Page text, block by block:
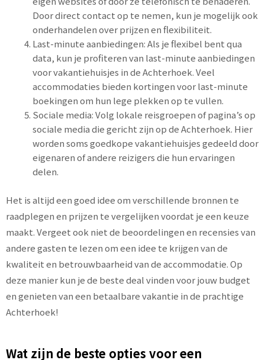
Door direct contact op te nemen, kun je mogelijk ook
onderhandelen over prijzen en flexibiliteit.
Last-minute aanbiedingen: Als je flexibel bent qua
data, kun je profiteren van last-minute aanbiedingen
voor vakantiehuisjes in de Achterhoek. Veel
accommodaties bieden kortingen voor last-minute
boekingen om hun lege plekken op te vullen.
Sociale media: Volg lokale reisgroepen of pagina’s op
sociale media die gericht zijn op de Achterhoek. Hier
worden soms goedkope vakantiehuisjes gedeeld door
eigenaren of andere reizigers die hun ervaringen
delen.
Het is altijd een goed idee om verschillende bronnen te
raadplegen en prijzen te vergelijken voordat je een keuze
maakt. Vergeet ook niet de beoordelingen en recensies van
andere gasten te lezen om een idee te krijgen van de
kwaliteit en betrouwbaarheid van de accommodatie. Op
deze manier kun je de beste deal vinden voor jouw budget
en genieten van een betaalbare vakantie in de prachtige
Achterhoek!
Wat zijn de beste opties voor een